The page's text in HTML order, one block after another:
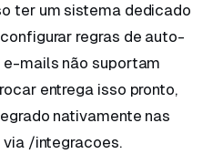
ter um sistema dedicado
regras de auto-
e-mails não suportam
entrega isso pronto,
nativamente nas
/integracoes.